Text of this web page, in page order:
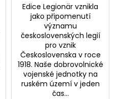
Edice Legionär vznikla
jako připomenutí
významu
československých legií
pro vznik
Československa v roce
1918. Naše dobrovolnické
vojenské jednotky na
ruském území v jeden
čas...